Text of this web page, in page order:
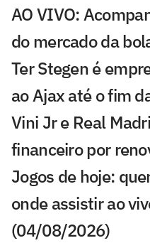
AO VIVO:
do mercado da
Ter Stegen é
ao Ajax até o fim
Vini Jr e Real
financeiro por
Jogos de hoje:
onde assistir ao
(04/08/2026)